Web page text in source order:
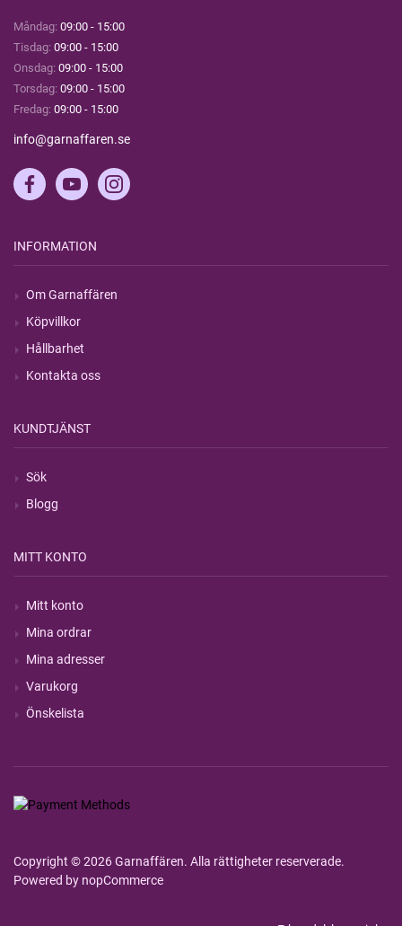
Måndag: 09:00 - 15:00
Tisdag: 09:00 - 15:00
Onsdag: 09:00 - 15:00
Torsdag: 09:00 - 15:00
Fredag: 09:00 - 15:00
info@garnaffaren.se
INFORMATION
Om Garnaffären
Köpvillkor
Hållbarhet
Kontakta oss
KUNDTJÄNST
Sök
Blogg
MITT KONTO
Mitt konto
Mina ordrar
Mina adresser
Varukorg
Önskelista
Copyright © 2026 Garnaffären. Alla rättigheter reserverade.
Powered by nopCommerce